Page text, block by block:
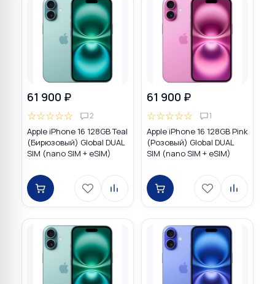
61 900 ₽
☆☆☆☆☆ 2
Apple iPhone 16 128GB Teal
(Бирюзовый) Global DUAL
SIM (nano SIM + eSIM)
61 900 ₽
☆☆☆☆☆ 1
Apple iPhone 16 128GB Pink
(Розовый) Global DUAL
SIM (nano SIM + eSIM)